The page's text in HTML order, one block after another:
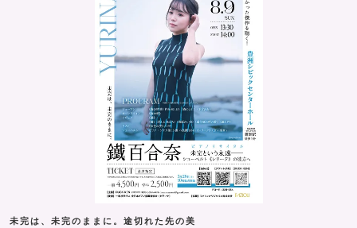
未完は、未完のままに。途切れた先の美